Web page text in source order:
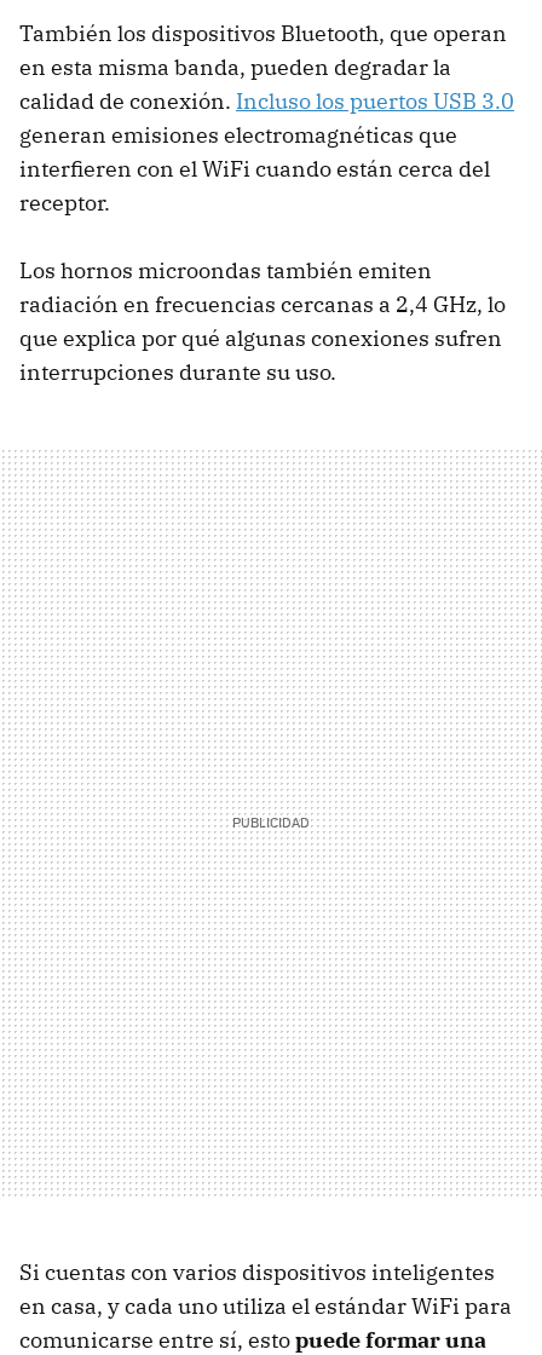
También los dispositivos Bluetooth, que operan
en esta misma banda, pueden degradar la
calidad de conexión. Incluso los puertos USB 3.0
generan emisiones electromagnéticas que
interfieren con el WiFi cuando están cerca del
receptor.
Los hornos microondas también emiten
radiación en frecuencias cercanas a 2,4 GHz, lo
que explica por qué algunas conexiones sufren
interrupciones durante su uso.
Si cuentas con varios dispositivos inteligentes
en casa, y cada uno utiliza el estándar WiFi para
comunicarse entre sí, estopuede formar una